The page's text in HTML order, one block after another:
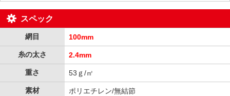
スペック
網目 100mm
糸の太さ 2.4mm
重さ 53ｇ/㎡
素材 ポリエチレン/無結節